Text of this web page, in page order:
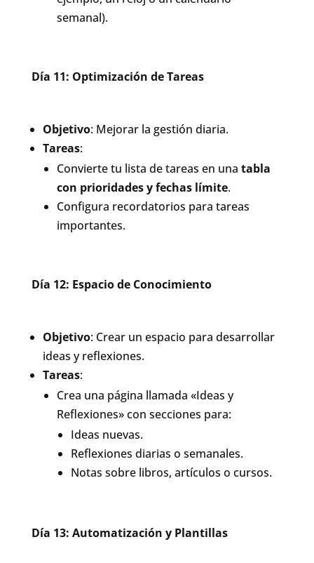
semanal).
Día 11: Optimización de Tareas
Objetivo: Mejorar la gestión diaria.
Tareas:
Convierte tu lista de tareas en una tabla
con prioridades y fechas límite.
Configura recordatorios para tareas
importantes.
Día 12: Espacio de Conocimiento
Objetivo: Crear un espacio para desarrollar
ideas y reflexiones.
Tareas:
Crea una página llamada «Ideas y
Reflexiones» con secciones para:
Ideas nuevas.
Reflexiones diarias o semanales.
Notas sobre libros, artículos o cursos.
Día 13: Automatización y Plantillas